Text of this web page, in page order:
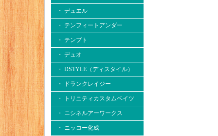
・ デュエル
・ テンフィートアンダー
・ テンプト
・ デュオ
・ DSTYLE（ディスタイル）
・ ドランクレイジー
・ トリニティカスタムベイツ
・ ニシネルアーワークス
・ ニッコー化成